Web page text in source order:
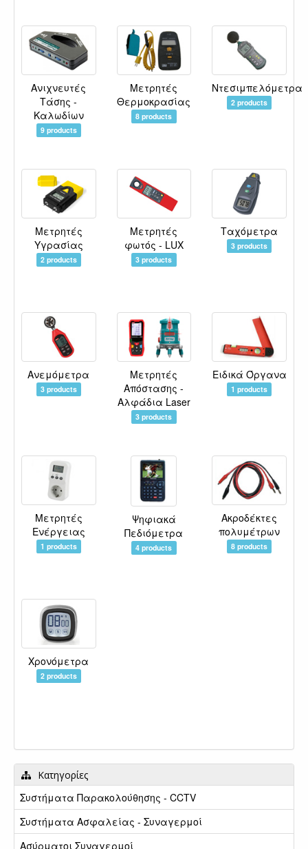
Ανιχνευτές
Τάσης -
Καλωδίων
9 products
Μετρητές
Θερμοκρασίας
8 products
Ντεσιμπελόμετρα
2 products
Μετρητές
Υγρασίας
2 products
Μετρητές
φωτός - LUX
3 products
Ταχόμετρα
3 products
Ανεμόμετρα
3 products
Μετρητές
Απόστασης -
Αλφάδια Laser
3 products
Ειδικά Όργανα
1 products
Μετρητές
Ενέργειας
1 products
Ψηφιακά
Πεδιόμετρα
4 products
Ακροδέκτες
πολυμέτρων
8 products
Χρονόμετρα
2 products
Κατηγορίες
Συστήματα Παρακολούθησης - CCTV
Συστήματα Ασφαλείας - Συναγερμοί
Ασύρματοι Συναγερμοί